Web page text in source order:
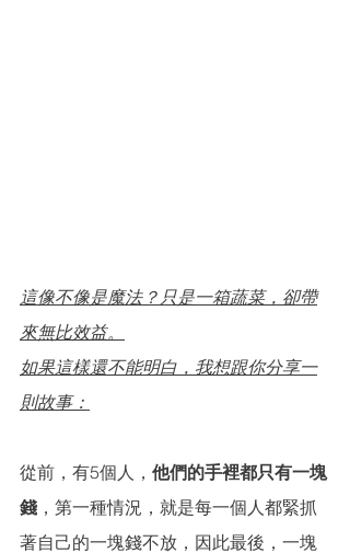
這像不像是魔法？只是一箱蔬菜，卻帶
來無比效益。
如果這樣還不能明白，我想跟你分享一
則故事：
從前，有5個人， 他們的手裡都只有一塊
錢 ，第一種情況，就是每一個人都緊抓
著自己的一塊錢不放，因此最後，一塊